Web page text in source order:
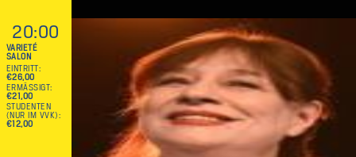
20:00
VARIETÉ
SALON
EINTRITT
€26,00
ERMÄSSIGT
€21,00
STUDENTEN
(NUR IM VVK)
€12,00